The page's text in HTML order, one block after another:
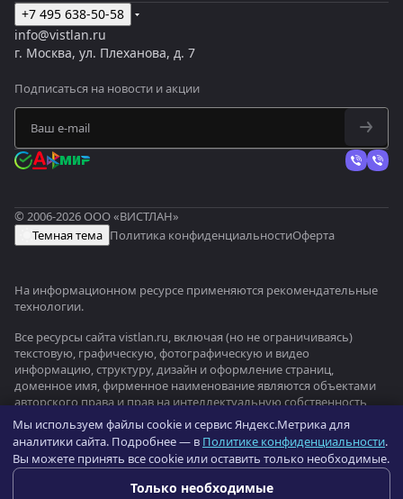
+7 495 638-50-58
info@vistlan.ru
г. Москва, ул. Плеханова, д. 7
Подписаться на новости и акции
© 2006-2026 ООО «ВИСТЛАН»
Темная тема Политика конфиденциальностиОферта
На информационном ресурсе применяются рекомендательные
технологии.
Все ресурсы сайта vistlan.ru, включая (но не ограничиваясь)
текстовую, графическую, фотографическую и видео
информацию, структуру, дизайн и оформление страниц,
доменное имя, фирменное наименование являются объектами
авторского права и прав на интеллектуальную собственность,
защищены российским законодательством и международными
соглашениями об охране авторских прав.Читать далее
Оптовый портал оборудования —
Мы используем файлы cookie и сервис Яндекс.Метрика для
аналитики сайта. Подробнее — в Политике конфиденциальности.
Вы можете принять все cookie или оставить только необходимые.
Только необходимые